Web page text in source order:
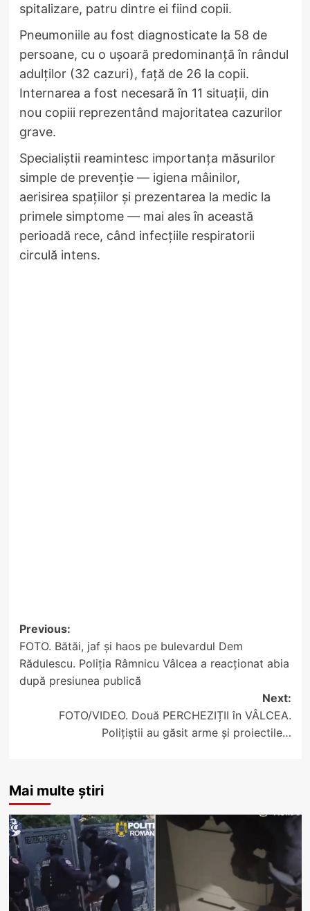
spitalizare, patru dintre ei fiind copii.
Pneumoniile au fost diagnosticate la 58 de
persoane, cu o ușoară predominanță în rândul
adulților (32 cazuri), față de 26 la copii.
Internarea a fost necesară în 11 situații, din
nou copiii reprezentând majoritatea cazurilor
grave.
Specialiștii reamintesc importanța măsurilor
simple de prevenție — igiena mâinilor,
aerisirea spațiilor și prezentarea la medic la
primele simptome — mai ales în această
perioadă rece, când infecțiile respiratorii
circulă intens.
Post
navigation
Previous:
FOTO. Bătăi, jaf și haos pe bulevardul Dem
Rădulescu. Poliția Râmnicu Vâlcea a reacționat abia
după presiunea publică
Next:
FOTO/VIDEO. Două PERCHEZIȚII în VÂLCEA.
Polițiștii au găsit arme și proiectile…
Mai multe știri